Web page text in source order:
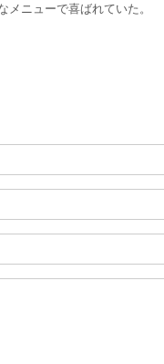
ニューで喜ばれていた。